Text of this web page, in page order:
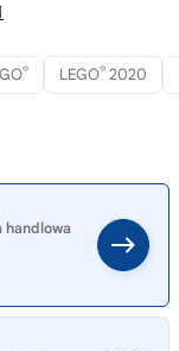
® LEGO® 2020
handlowa